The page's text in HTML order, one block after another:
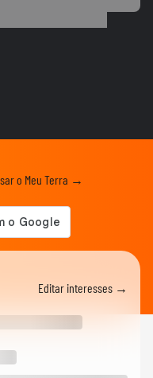
recado a Paredes
na final...
após fonte desabar
do título...
FIFA 2026
entram em
no RJ após...
o Meu Terra →
Editar interesses →